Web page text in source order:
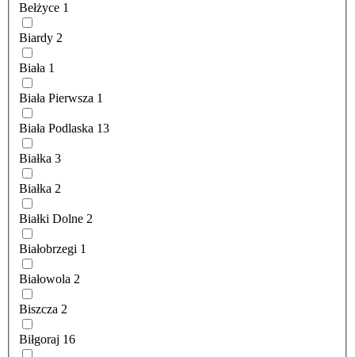
Bełżyce 1
Biardy 2
Biała 1
Biała Pierwsza 1
Biała Podlaska 13
Białka 3
Białka 2
Białki Dolne 2
Białobrzegi 1
Białowola 2
Biszcza 2
Biłgoraj 16